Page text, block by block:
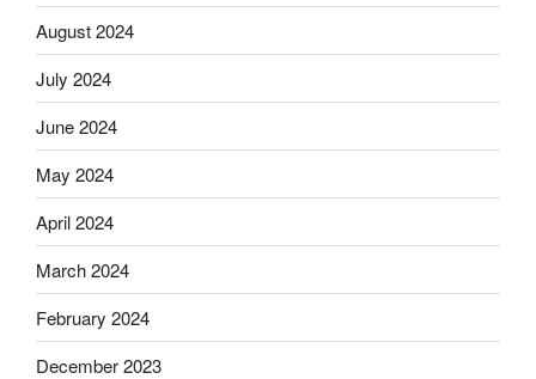
August 2024
July 2024
June 2024
May 2024
April 2024
March 2024
February 2024
December 2023